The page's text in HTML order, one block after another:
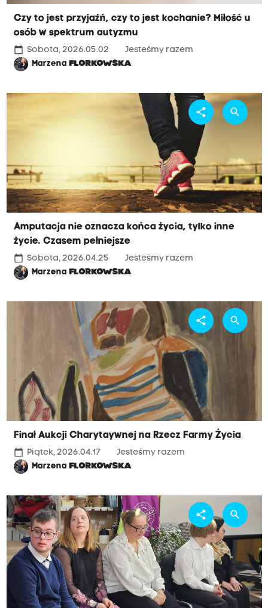
Czy to jest przyjaźń, czy to jest kochanie? Miłość u
osób w spektrum autyzmu
calendar_today Sobota, 2026.05.02
Jesteśmy razem
MarzenaFLORKOWSKA
Amputacja nie oznacza końca życia, tylko inne
życie. Czasem pełniejsze
calendar_today Sobota, 2026.04.25
Jesteśmy razem
MarzenaFLORKOWSKA
share search
Finał Aukcji Charytaywnej na Rzecz Farmy Życia
calendar_today Piątek, 2026.04.17
Jesteśmy razem
MarzenaFLORKOWSKA
share search
share search